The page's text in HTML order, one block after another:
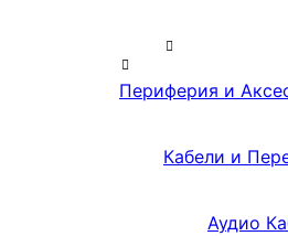
Периферия и
Кабели и
Аудио